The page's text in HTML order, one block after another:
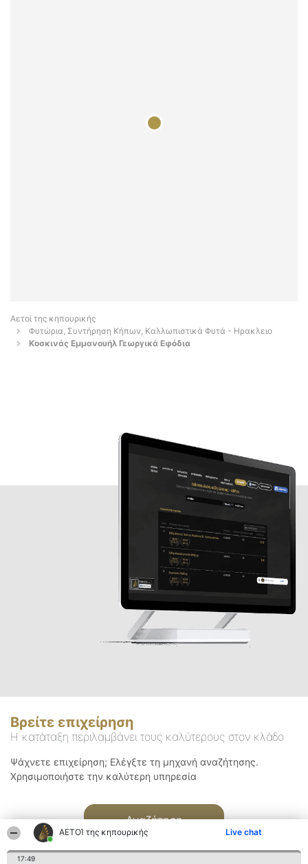
ΑΕΤΟΊ της κηπουρικής Live chat
17:49
Αετοί της κηπουρικής
Φυτώρια, Συντήρηση Κήπων, Καλλωπιστικά Φυτά - Ηρακλειο
Κοσκινάς Εμμανουήλ Γεωργικά Εφόδια
Βρείτε επιχείρηση
Η κατάταξη περιλαμβάνει τους καλύτερους στον κλάδο
Ψάχνετε επιχείρηση; Ελέγξτε τη μηχανή αναζήτησης.
Χρησιμοποιήστε την καλύτερη υπηρεσία
Αναζήτηση